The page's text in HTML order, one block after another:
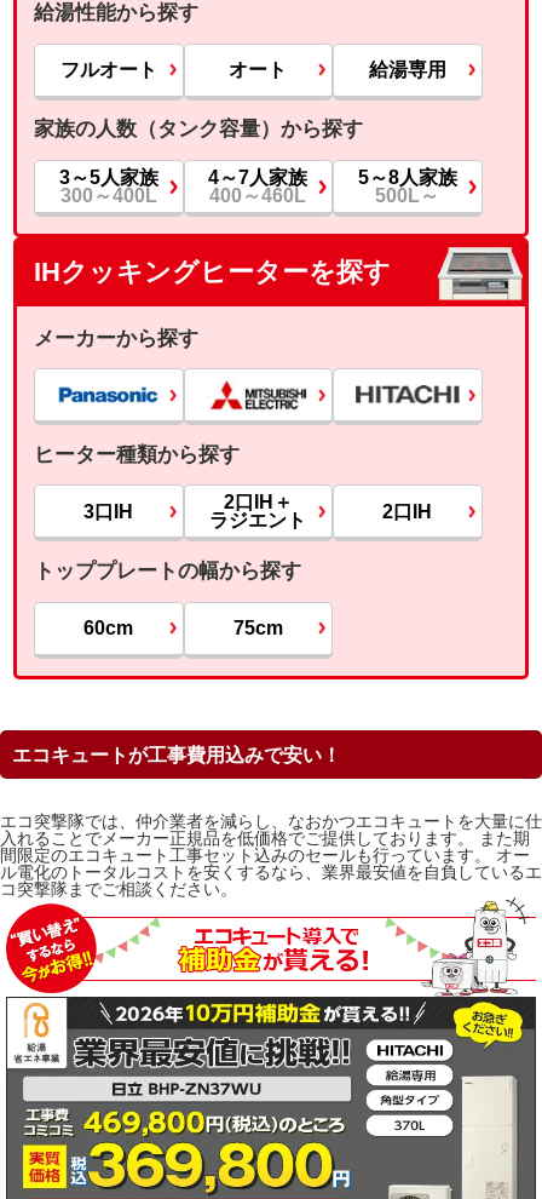
給湯性能から探す
フルオート オート 給湯専用
家族の人数（タンク容量）から探す
3～5人家族
300～400L
4～7人家族
400～460L
5～8人家族
500L～
IHクッキングヒーターを探す
メーカーから探す
ヒーター種類から探す
3口IH
2口IH＋
ラジエント
2口IH
トッププレートの幅から探す
60cm 75cm
エコキュートが工事費用込みで安い！
エコ突撃隊では、仲介業者を減らし、なおかつエコキュートを大量に仕
入れることでメーカー正規品を低価格でご提供しております。 また期
間限定のエコキュート工事セット込みのセールも行っています。 オー
ル電化のトータルコストを安くするなら、業界最安値を自負しているエ
コ突撃隊までご相談ください。